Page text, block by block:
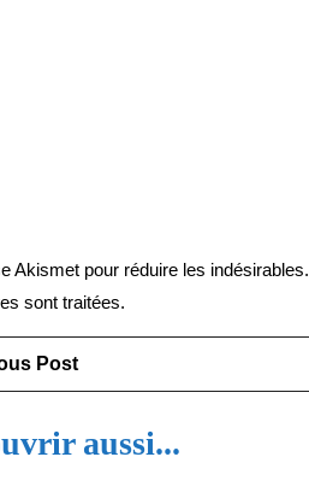
Akismet pour réduire les indésirables.
sont traitées.
PostPrevious
aussi...